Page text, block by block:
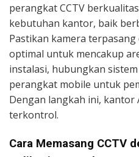
perangkat CCTV
kebutuhan kantor, baik
Pastikan kamera
optimal untuk mencakup
instalasi, hubungkan
perangkat mobile untuk
Dengan langkah ini, kantor
terkontrol.
Cara Memasang CCTV